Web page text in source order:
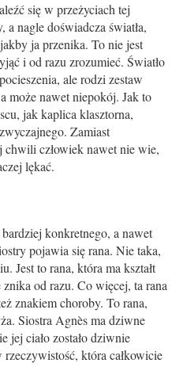
się w przeżyciach tej
a nagle doświadcza światła,
ja przenika. To nie jest
i od razu zrozumieć. Światło
ale rodzi zestaw
może nawet niepokój. Jak to
jak kaplica klasztorna,
Zamiast
człowiek nawet nie wie,
lękać.
konkretnego, a nawet
pojawia się rana. Nie taka,
Jest to rana, która ma kształt
od razu. Co więcej, ta rana
znakiem choroby. To rana,
Siostra Agnès ma dziwne
jej ciało zostało dziwnie
która całkowicie